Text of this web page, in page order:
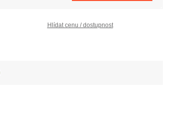
Hlídat cenu / dostupnost